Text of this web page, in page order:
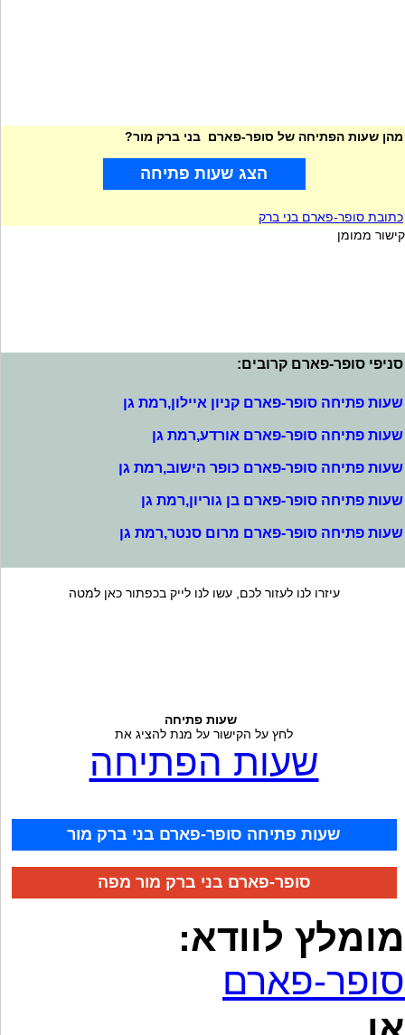
מהן שעות הפתיחה של סופר-פארם בני ברק מור?
הצג שעות פתיחה
כתובת סופר-פארם בני ברק
קישור ממומן
סניפי סופר-פארם קרובים:
שעות פתיחה סופר-פארם קניון איילון,רמת גן
שעות פתיחה סופר-פארם אורדע,רמת גן
שעות פתיחה סופר-פארם כופר הישוב,רמת גן
שעות פתיחה סופר-פארם בן גוריון,רמת גן
שעות פתיחה סופר-פארם מרום סנטר,רמת גן
עיזרו לנו לעזור לכם, עשו לנו לייק בכפתור כאן למטה
שעות פתיחה
לחץ על הקישור על מנת להציג את
שעות הפתיחה
שעות פתיחה סופר-פארם בני ברק מור
סופר-פארם בני ברק מור מפה
מומלץ לוודא:
סופר-פארם